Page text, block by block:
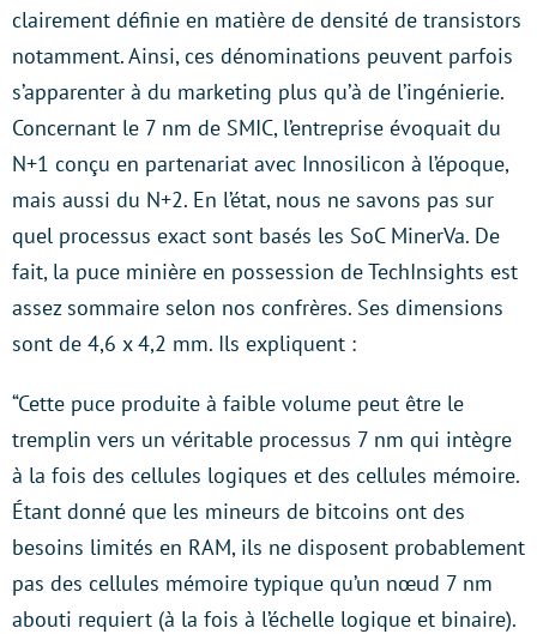
clairement définie en matière de densité de transistors
notamment. Ainsi, ces dénominations peuvent parfois
s’apparenter à du marketing plus qu’à de l’ingénierie.
Concernant le 7 nm de SMIC, l’entreprise évoquait du
N+1 conçu en partenariat avec Innosilicon à l’époque,
mais aussi du N+2. En l’état, nous ne savons pas sur
quel processus exact sont basés les SoC MinerVa. De
fait, la puce minière en possession de TechInsights est
assez sommaire selon nos confrères. Ses dimensions
sont de 4,6 x 4,2 mm. Ils expliquent :
“Cette puce produite à faible volume peut être le
tremplin vers un véritable processus 7 nm qui intègre
à la fois des cellules logiques et des cellules mémoire.
Étant donné que les mineurs de bitcoins ont des
besoins limités en RAM, ils ne disposent probablement
pas des cellules mémoire typique qu’un nœud 7 nm
abouti requiert (à la fois à l’échelle logique et binaire).